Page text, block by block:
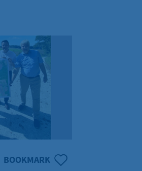
BOOKMARK